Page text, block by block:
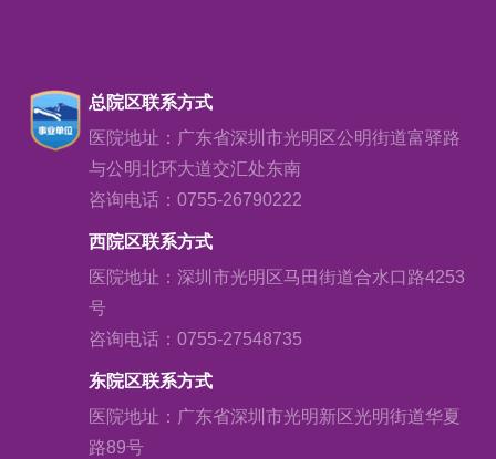
总院区联系方式
医院地址：广东省深圳市光明区公明街道富驿路
与公明北环大道交汇处东南
咨询电话：0755-26790222
西院区联系方式
医院地址：深圳市光明区马田街道合水口路4253
号
咨询电话：0755-27548735
东院区联系方式
医院地址：广东省深圳市光明新区光明街道华夏
路89号